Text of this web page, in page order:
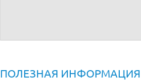
ПОЛЕЗНАЯ ИНФОРМАЦИЯ